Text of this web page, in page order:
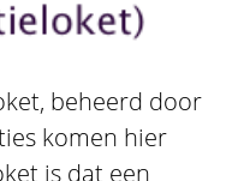
beheerd door
komen hier
is dat een